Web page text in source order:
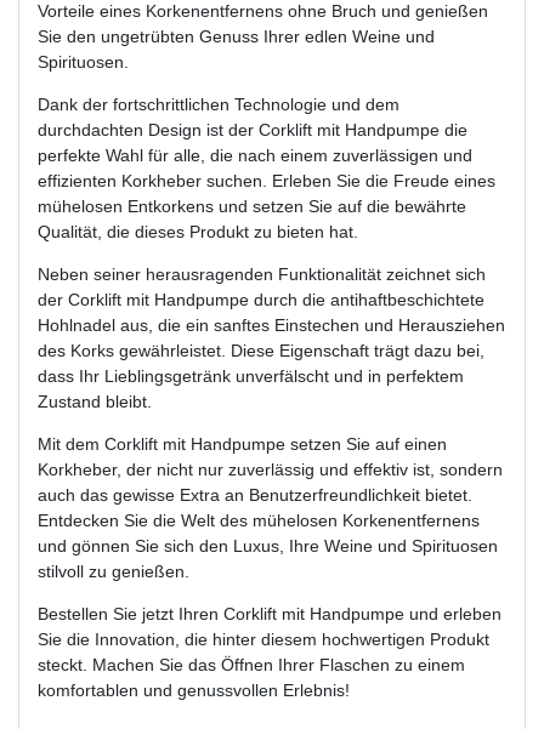
Vorteile eines Korkenentfernens ohne Bruch und genießen
Sie den ungetrübten Genuss Ihrer edlen Weine und
Spirituosen.
Dank der fortschrittlichen Technologie und dem
durchdachten Design ist der Corklift mit Handpumpe die
perfekte Wahl für alle, die nach einem zuverlässigen und
effizienten Korkheber suchen. Erleben Sie die Freude eines
mühelosen Entkorkens und setzen Sie auf die bewährte
Qualität, die dieses Produkt zu bieten hat.
Neben seiner herausragenden Funktionalität zeichnet sich
der Corklift mit Handpumpe durch die antihaftbeschichtete
Hohlnadel aus, die ein sanftes Einstechen und Herausziehen
des Korks gewährleistet. Diese Eigenschaft trägt dazu bei,
dass Ihr Lieblingsgetränk unverfälscht und in perfektem
Zustand bleibt.
Mit dem Corklift mit Handpumpe setzen Sie auf einen
Korkheber, der nicht nur zuverlässig und effektiv ist, sondern
auch das gewisse Extra an Benutzerfreundlichkeit bietet.
Entdecken Sie die Welt des mühelosen Korkenentfernens
und gönnen Sie sich den Luxus, Ihre Weine und Spirituosen
stilvoll zu genießen.
Bestellen Sie jetzt Ihren Corklift mit Handpumpe und erleben
Sie die Innovation, die hinter diesem hochwertigen Produkt
steckt. Machen Sie das Öffnen Ihrer Flaschen zu einem
komfortablen und genussvollen Erlebnis!